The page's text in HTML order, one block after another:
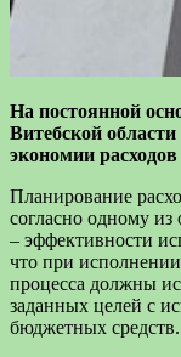
На постоянной
Витебской
экономии
Планирование
согласно одному
– эффективности
что при
процесса должны
заданных целей с
бюджетных средств.